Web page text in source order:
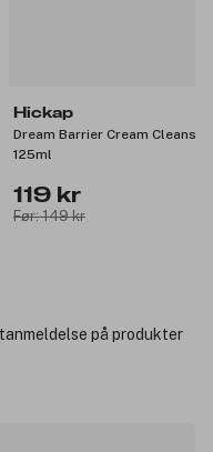
Hickap
Dream Barrier Cream Cleanser
125ml
119 kr
Før: 149 kr
på produkter